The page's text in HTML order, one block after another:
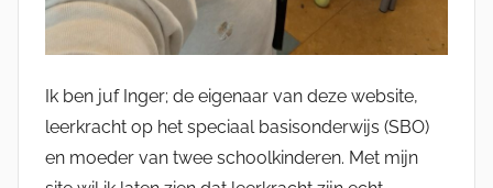
Ik ben juf Inger; de eigenaar van deze website,
leerkracht op het speciaal basisonderwijs (SBO)
en moeder van twee schoolkinderen. Met mijn